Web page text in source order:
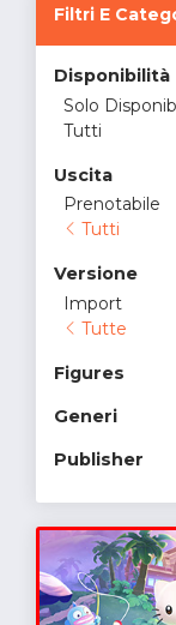
Filtri E
Disponibilità
Solo
Tutti
Uscita
Prenotabile
Tutti
Versione
Import
Tutte
Figures
Generi
Publisher